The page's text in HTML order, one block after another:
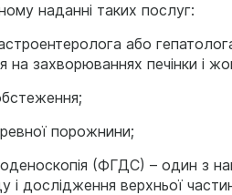
наданні таких послуг:
або
на захворюваннях печінки і
порожнини;
(ФГДС) – один з
і дослідження верхньої